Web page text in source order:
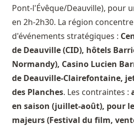
Pont-l'Évêque/Deauville), pour
en 2h-2h30. La région
d'événements stratégiques :
de Deauville (CID), hôtels
Normandy), Casino Lucien
de Deauville-Clairefontaine,
des Planches. Les contraintes :
en saison (juillet-août), pour
majeurs (Festival du film,